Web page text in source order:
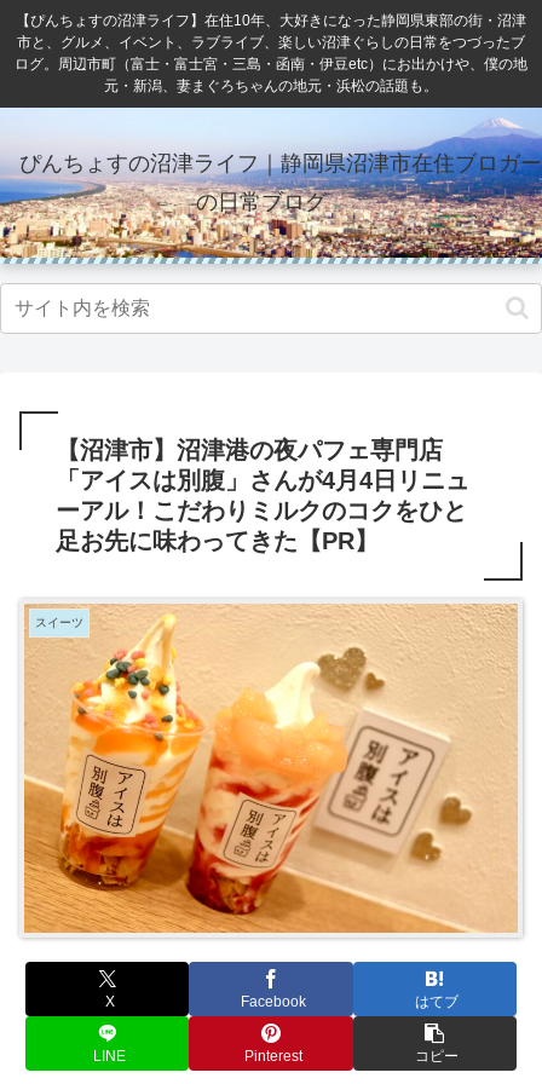
【ぴんちょすの沼津ライフ】在住10年、大好きになった静岡県東部の街・沼津
市と、グルメ、イベント、ラブライブ、楽しい沼津ぐらしの日常をつづったブ
ログ。周辺市町（富士・富士宮・三島・函南・伊豆etc）にお出かけや、僕の地
元・新潟、妻まぐろちゃんの地元・浜松の話題も。
ぴんちょすの沼津ライフ｜静岡県沼津市在住ブロガー
の日常ブログ
【沼津市】沼津港の夜パフェ専門店
「アイスは別腹」さんが4月4日リニュ
ーアル！こだわりミルクのコクをひと
足お先に味わってきた【PR】
スイーツ
X Facebook はてブ
LINE Pinterest コピー